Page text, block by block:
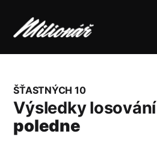
ŠŤASTNÝCH 10
Výsledky losování
poledne